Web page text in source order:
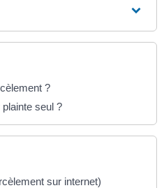
?
seul ?
sur internet)